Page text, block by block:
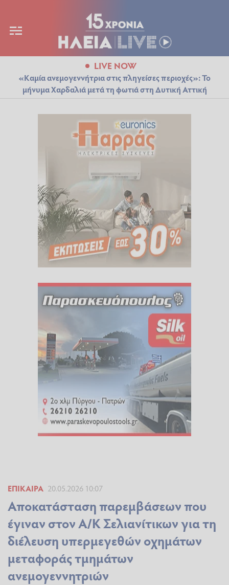
LIVE NOW
«Καμία ανεμογεννήτρια στις πληγείσες περιοχές»: Το
μήνυμα Χαρδαλιά μετά τη φωτιά στη Δυτική Αττική
ΕΠΊΚΑΙΡΑ 20.05.2026 10:07
Αποκατάσταση παρεμβάσεων που
έγιναν στον Α/Κ Σελιανίτικων για τη
διέλευση υπερμεγεθών οχημάτων
μεταφοράς τμημάτων
ανεμογεννητριών